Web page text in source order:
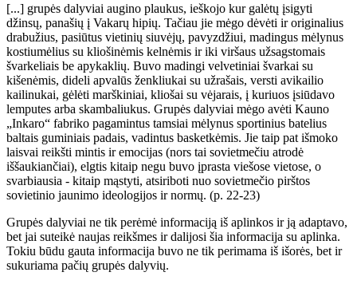
[...] grupės dalyviai augino plaukus, ieškojo kur galėtų įsigyti
džinsų, panašių į Vakarų hipių. Tačiau jie mėgo dėvėti ir originalius
drabužius, pasiūtus vietinių siuvėjų, pavyzdžiui, madingus mėlynus
kostiumėlius su kliošinėmis kelnėmis ir iki viršaus užsagstomais
švarkeliais be apykaklių. Buvo madingi velvetiniai švarkai su
kišenėmis, dideli apvalūs ženkliukai su užrašais, versti avikailio
kailinukai, gėlėti marškiniai, kliošai su vėjarais, į kuriuos įsiūdavo
lemputes arba skambaliukus. Grupės dalyviai mėgo avėti Kauno
„Inkaro“ fabriko pagamintus tamsiai mėlynus sportinius batelius
baltais guminiais padais, vadintus basketkėmis. Jie taip pat išmoko
laisvai reikšti mintis ir emocijas (nors tai sovietmečiu atrodė
iššaukiančiai), elgtis kitaip negu buvo įprasta viešose vietose, o
svarbiausia - kitaip mąstyti, atsiriboti nuo sovietmečio pirštos
sovietinio jaunimo ideologijos ir normų. (p. 22-23)
Grupės dalyviai ne tik perėmė informaciją iš aplinkos ir ją adaptavo,
bet jai suteikė naujas reikšmes ir dalijosi šia informacija su aplinka.
Tokiu būdu gauta informacija buvo ne tik perimama iš išorės, bet ir
sukuriama pačių grupės dalyvių.